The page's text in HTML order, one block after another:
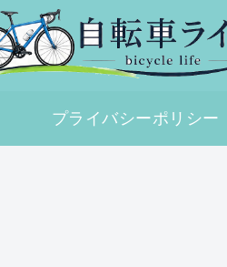
プライバシーポリシー